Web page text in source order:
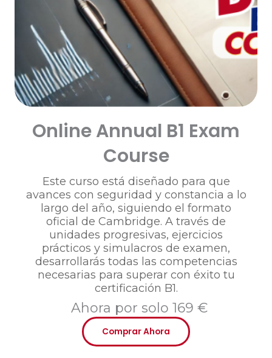
Online Annual B1 Exam
Course
Este curso está diseñado para que
avances con seguridad y constancia a lo
largo del año, siguiendo el formato
oficial de Cambridge. A través de
unidades progresivas, ejercicios
prácticos y simulacros de examen,
desarrollarás todas las competencias
necesarias para superar con éxito tu
certificación B1.
Ahora por solo 169 €
Comprar Ahora